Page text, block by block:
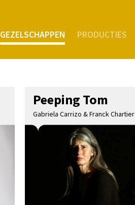
GEZELSCHAPPEN PRODUCTIES
Peeping Tom
Gabriela Carrizo & Franck Chartier